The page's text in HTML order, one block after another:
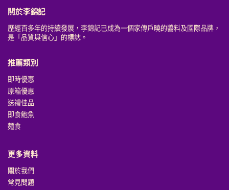
關於李錦記
歷經百多年的持續發展，李錦記已成為一個家傳戶曉的醬料及國際品牌，
是「品質與信心」的標誌。
推薦類別
即時優惠
原箱優惠
送禮佳品
即食鮑魚
麵食
更多資料
關於我們
常見問題